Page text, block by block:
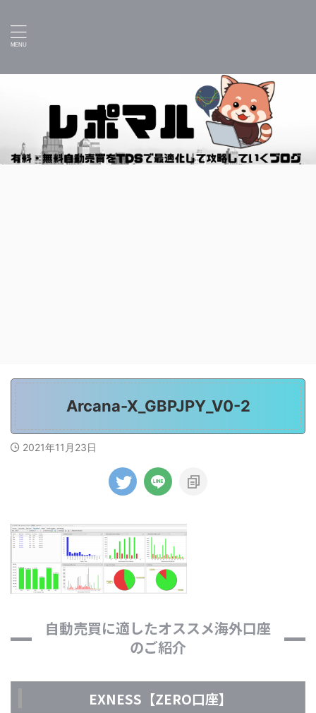
Arcana-X_GBPJPY_V0-2
2021年11月23日
自動売買に適したオススメ海外口座
のご紹介
EXNESS【ZERO口座】